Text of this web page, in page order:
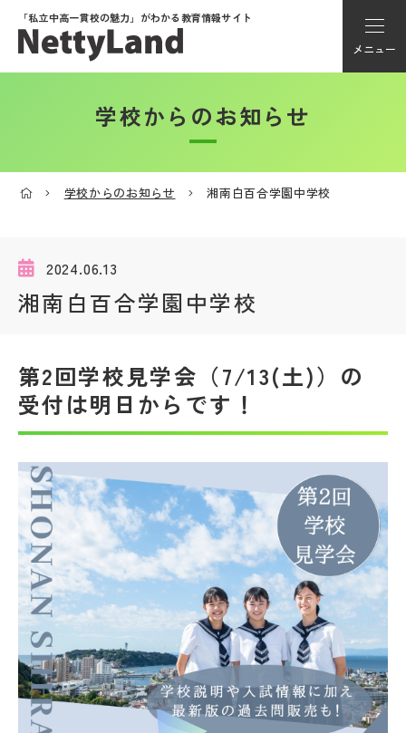
「私立中高一貫校の魅力」がわかる教育情報サイト
メニュー
アカウント登録
学校選び
私学探検隊
説明会・イベント情報
よみもの
学校からのお知らせ
学校HP最新情報
特集
学校からのお知らせ
学校からのお知らせ 湘南白百合学園中学校
2024.06.13
湘南白百合学園中学校
第2回学校見学会（7/13(土)）の
受付は明日からです！